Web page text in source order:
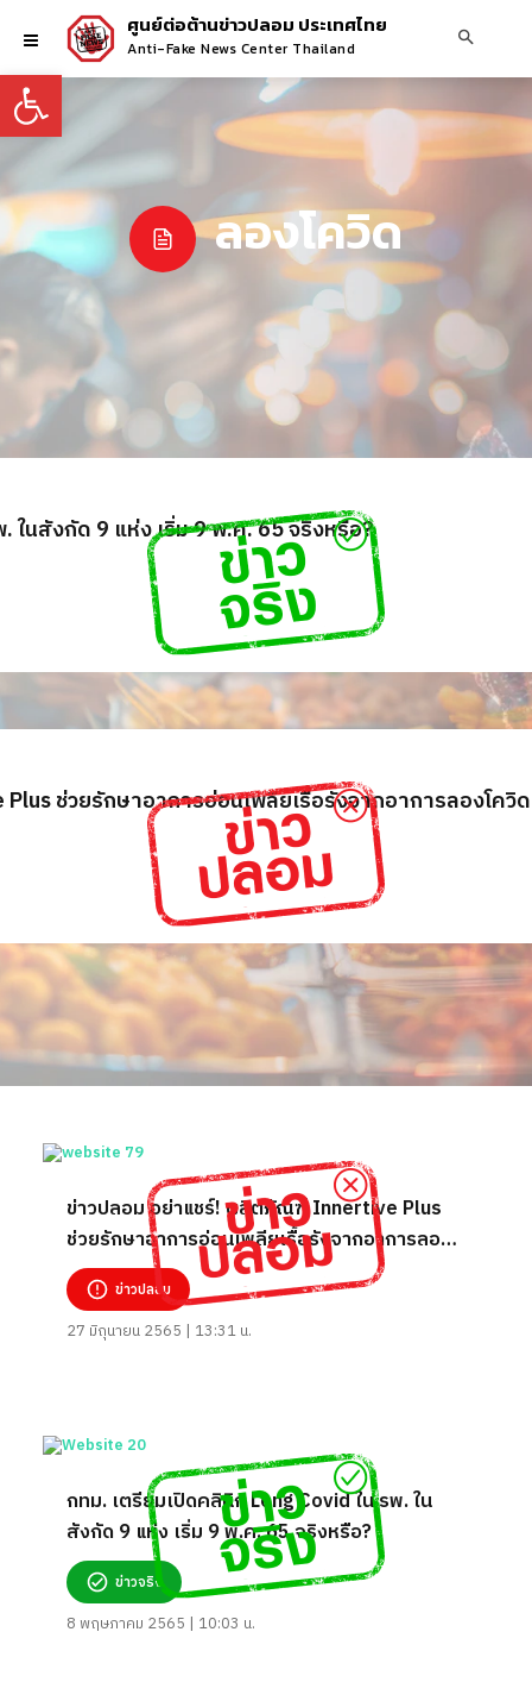
Open toolbar
ศูนย์ต่อต้านข่าวปลอม ประเทศไทย
Anti-Fake News Center Thailand
ลองโควิด
ในสังกัด 9 แห่ง เริ่ม 9 พ.ค. 65 จริงหรือ?
ช่วยรักษาอาการอ่อนเพลียเรื้อรังจากอาการลองโควิด
ข่าวปลอม อย่าแชร์! ผลิตภัณฑ์ Innertive Plus
ช่วยรักษาอาการอ่อนเพลียเรื้อรังจากอาการลอง
โควิด
ข่าวปลอม
27 มิถุนายน 2565 | 13:31 น.
กทม. เตรียมเปิดคลินิก Long Covid ใน รพ. ใน
สังกัด 9 แห่ง เริ่ม 9 พ.ค. 65 จริงหรือ?
ข่าวจริง
8 พฤษภาคม 2565 | 10:03 น.